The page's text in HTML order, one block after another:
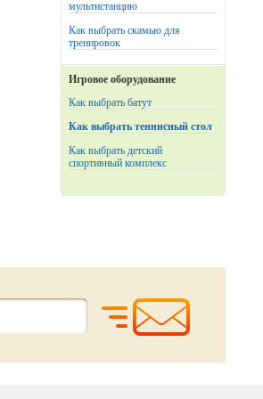
мультистанцию
Как выбрать скамью для
тренировок
Игровое оборудование
Как выбрать батут
Как выбрать теннисный стол
Как выбрать детский
спортивный комплекс